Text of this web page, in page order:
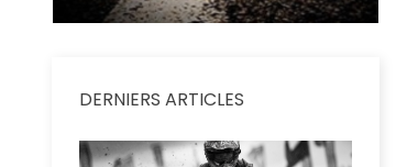
DERNIERS ARTICLES